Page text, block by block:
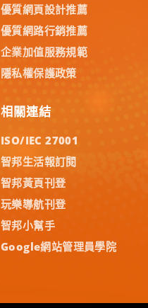
優質網頁設計推薦
優質網路行銷推薦
企業加值服務規範
隱私權保護政策
相關連結
ISO/IEC 27001
智邦生活報訂閱
智邦黃頁刊登
玩樂導航刊登
智邦小幫手
Google網站管理員學院